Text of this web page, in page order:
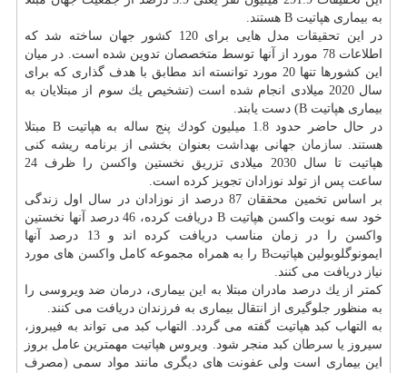
به بیماری هپاتیت B هستند.
در این تحقیقات مدل هایی برای 120 كشور جهان ساخته شد كه
اطلاعات 78 مورد از آنها توسط متخصصان تدوین شده است. در میان
این كشورها تنها 20 مورد توانسته اند مطابق با هدف گذاری كه برای
سال 2020 میلادی انجام شده است (تشخیص یك سوم از مبتلایان به
بیماری هپاتیت B) دست یابند.
در حال حاضر حدود 1.8 میلیون كودك پنج ساله به هپاتیت B مبتلا
هستند. سازمان جهانی بهداشت بعنوان بخشی از برنامه ریشه كنی
هپاتیت تا سال 2030 میلادی تزریق نخستین
واكسن
را ظرف 24
ساعت پس از تولد نوزادان تجویز كرده است.
بر اساس تخمین محققان 87 درصد از نوزادان در سال اول زندگی
خود سه نوبت واكسن هپاتیت B دریافت كرده، 46 درصد آنها نخستین
واكسن
را در زمان مناسب دریافت كرده اند و 13 درصد آنها
ایمونوگلوبولین هپاتیتB را به همراه مجموعه كامل
واكسن های مورد
نیاز دریافت می كنند.
كمتر از یك درصد مادران مبتلا به این بیماری، درمان ضد ویروسی را
به منظور جلوگیری از انتقال بیماری به فرزندان دریافت می كنند.
به التهاب كبد هپاتیت گفته می گردد. التهاب كبد می تواند به فیبروز،
سیروز یا سرطان كبد منجر شود. ویروس هپاتیت مهمترین عامل بروز
این بیماری است ولی عفونت های دیگری مانند مواد سمی (مصرف